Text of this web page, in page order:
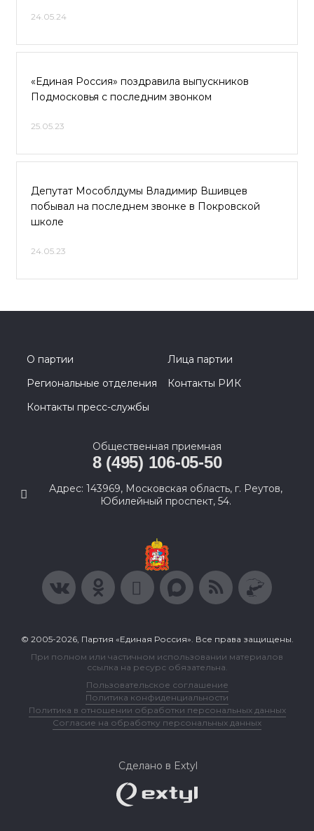
24.05.24
«Единая Россия» поздравила выпускников
Подмосковья с последним звонком
25.05.23
Депутат Мособлдумы Владимир Вшивцев
побывал на последнем звонке в Покровской
школе
24.05.23
О партии
Лица партии
Региональные отделения
Контакты РИК
Контакты пресс-службы
Общественная приемная
8 (495) 106-05-50
Адрес: 143969, Московская область, г. Реутов,
Юбилейный проспект, 54.
© 2005-2026, Партия «Единая Россия». Все права защищены.
При полном или частичном использовании материалов
ссылка на ресурс обязательна.
Пользовательское соглашение
Политика конфиденциальности
Политика в отношении обработки персональных данных
Согласие на обработку персональных данных
Сделано в Extyl